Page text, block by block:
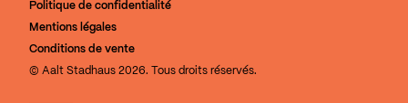
Politique de confidentialité
Mentions légales
Conditions de vente
© Aalt Stadhaus 2026. Tous droits réservés.